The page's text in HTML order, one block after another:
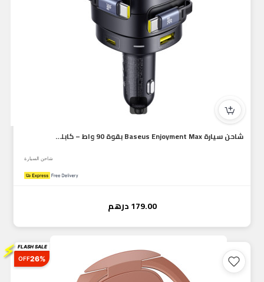
شاحن سيارة Baseus Enjoyment Max بقوة 90 واط – كابلين C+C مدم...
شاحن السيارة
179.00درهم
⚡ FLASH SALE
26%
OFF